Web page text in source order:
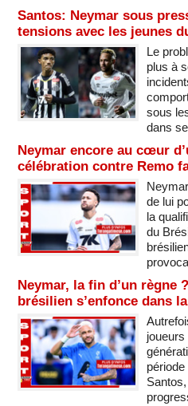
Santos: Neymar sous
tensions avec les jeunes
Le
plus à
sous
dans
Neymar encore au cœur
célébration contre Remo
de lui
la
du
Neymar, la fin d’un règne
brésilien s’enfonce dans